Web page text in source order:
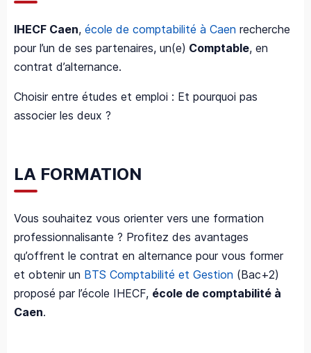
IHECF Caen, école de comptabilité à Caen recherche
pour l’un de ses partenaires, un(e) Comptable, en
contrat d’alternance.
Choisir entre études et emploi : Et pourquoi pas
associer les deux ?
LA FORMATION
Vous souhaitez vous orienter vers une formation
professionnalisante ? Profitez des avantages
qu’offrent le contrat en alternance pour vous former
et obtenir un BTS Comptabilité et Gestion (Bac+2)
proposé par l’école IHECF, école de comptabilité à
Caen.